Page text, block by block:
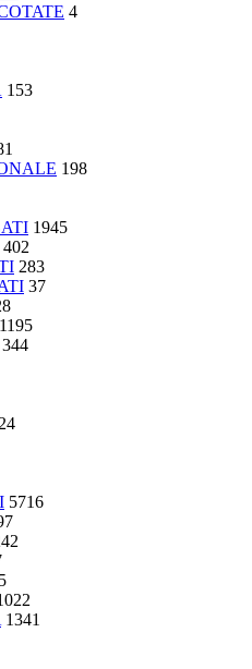
4
153
198
1945
402
283
37
1195
344
24
5716
1341